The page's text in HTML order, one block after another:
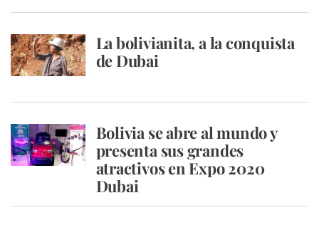
La bolivianita, a la conquista
de Dubai
Bolivia se abre al mundo y
presenta sus grandes
atractivos en Expo 2020
Dubai